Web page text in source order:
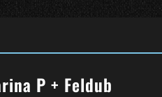
P + Feldub